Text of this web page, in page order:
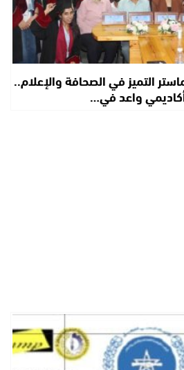
التميز في الصحافة والإعلام..
واعد في…